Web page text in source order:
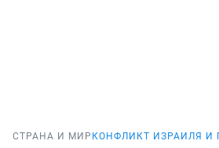
СТРАНА И МИР КОНФЛИКТ ИЗРАИЛЯ И